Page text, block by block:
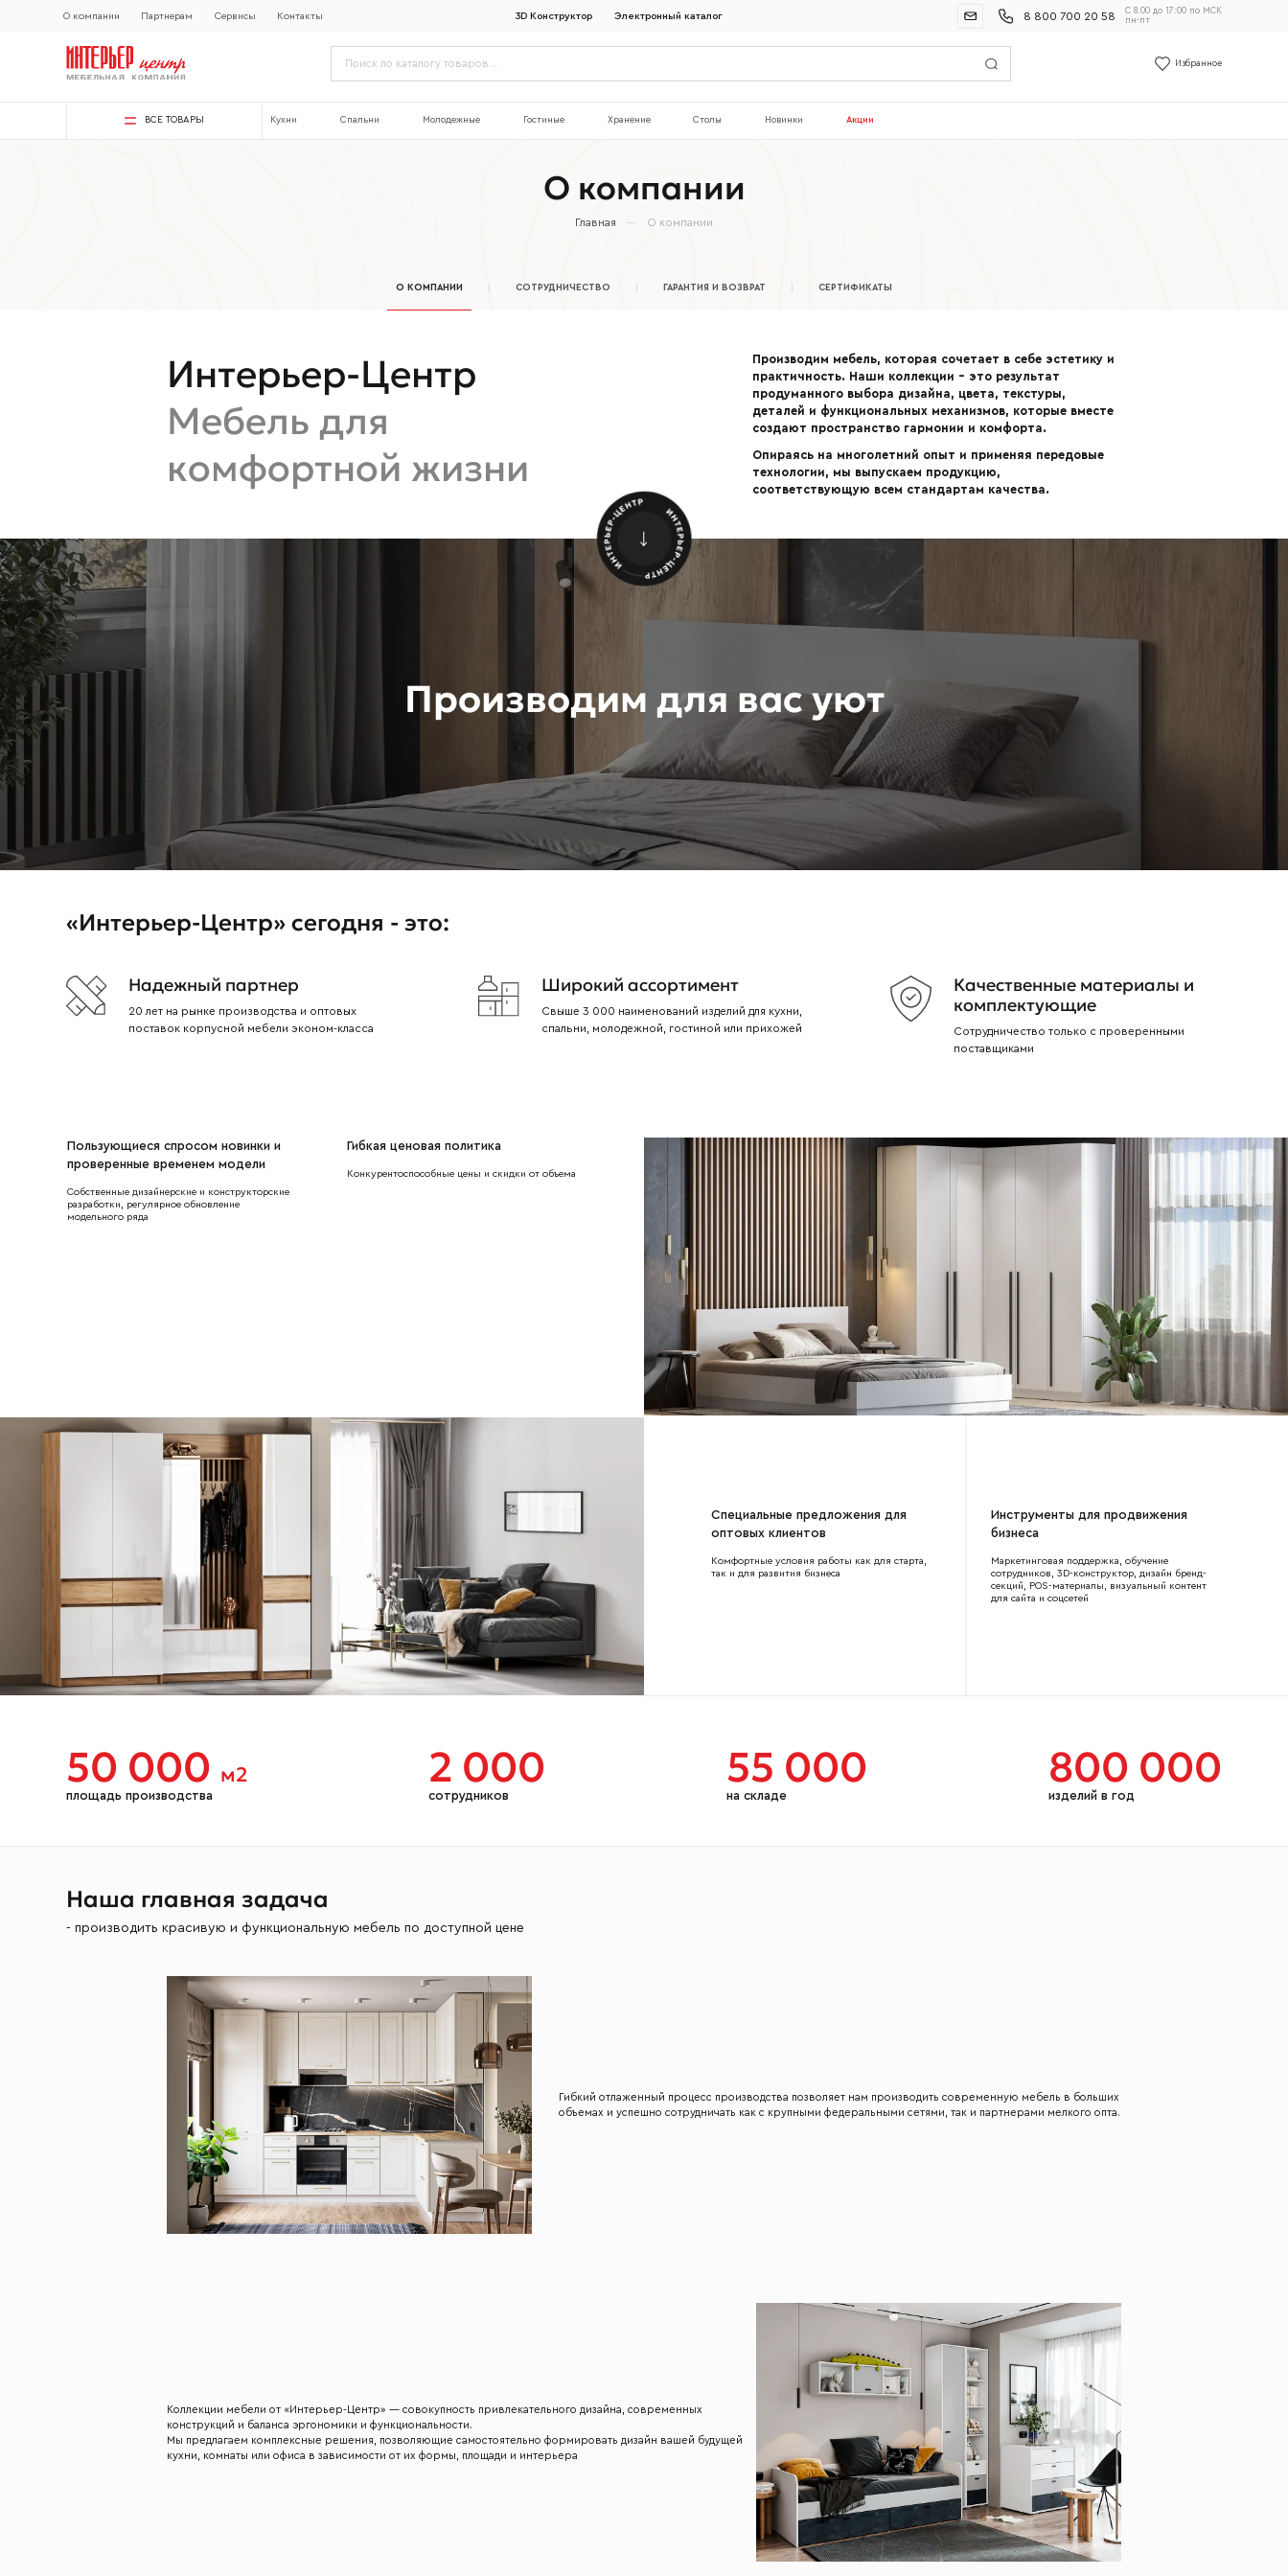
О компании Партнерам Сервисы Контакты 3D Конструктор Электронный каталог 8 800 700 20 58
С 8:00 до 17:00 по МСК
пн-пт
Избранное
ВСЕ ТОВАРЫ Кухни Спальни Молодежные Гостиные Хранение Столы Новинки Акции
О компании
Главная О компании
О КОМПАНИИ СОТРУДНИЧЕСТВО ГАРАНТИЯ И ВОЗВРАТ СЕРТИФИКАТЫ
Интерьер-Центр
Мебель для
комфортной жизни
Производим мебель, которая сочетает в себе эстетику и
практичность. Наши коллекции – это результат
продуманного выбора дизайна, цвета, текстуры,
деталей и функциональных механизмов, которые вместе
создают пространство гармонии и комфорта.
Опираясь на многолетний опыт и применяя передовые
технологии, мы выпускаем продукцию,
соответствующую всем стандартам качества.
Производим для вас уют
«Интерьер-Центр» сегодня - это:
Надежный партнер
20 лет на рынке производства и оптовых
поставок корпусной мебели эконом-класса
Широкий ассортимент
Свыше 3 000 наименований изделий для кухни,
спальни, молодежной, гостиной или прихожей
Качественные материалы и
комплектующие
Сотрудничество только с проверенными
поставщиками
Пользующиеся спросом новинки и
проверенные временем модели
Собственные дизайнерские и конструкторские
разработки, регулярное обновление
модельного ряда
Гибкая ценовая политика
Конкурентоспособные цены и скидки от объема
Специальные предложения для
оптовых клиентов
Комфортные условия работы как для старта,
так и для развития бизнеса
Инструменты для продвижения
бизнеса
Маркетинговая поддержка, обучение
сотрудников, 3D-конструктор, дизайн бренд-
секций, POS-материалы, визуальный контент
для сайта и соцсетей
50 000 м2
площадь производства
2 000
сотрудников
55 000
на складе
800 000
изделий в год
Наша главная задача
- производить красивую и функциональную мебель по доступной цене
Гибкий отлаженный процесс производства позволяет нам производить современную мебель в больших
объемах и успешно сотрудничать как с крупными федеральными сетями, так и партнерами мелкого опта.
Коллекции мебели от «Интерьер-Центр» — совокупность привлекательного дизайна, современных
конструкций и баланса эргономики и функциональности.
Мы предлагаем комплексные решения, позволяющие самостоятельно формировать дизайн вашей будущей
кухни, комнаты или офиса в зависимости от их формы, площади и интерьера
Наименование организации
Ваш email
Прикрепите логотип компании
Отправить